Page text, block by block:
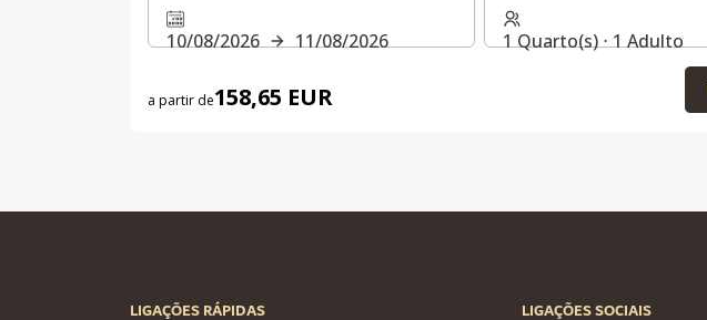
10/08/2026 11/08/2026
a partir de158,65 EUR
1 Quarto(s) ⋅ 1 Adulto
LIGAÇÕES RÁPIDAS
LIGAÇÕES SOCIAIS